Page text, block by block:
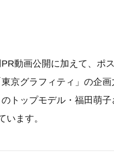
動画公開に加えて、ポ
京グラフィティ」の企
トップモデル・福田萌
います。